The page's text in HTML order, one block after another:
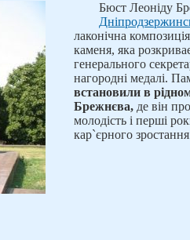
Бюст Леоніду
лаконічна
каменя, яка
генерального
нагородні медалі.
встановили в
Брежнєва, де він
молодість і перші
кар`єрного